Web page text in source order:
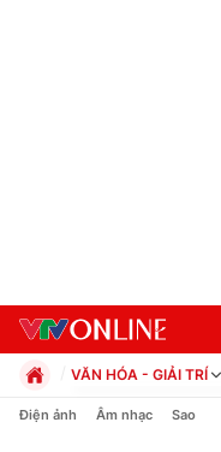
VĂN HÓA - GIẢI TRÍ
Chính trị
Điện ảnh Âm nhạc Sao